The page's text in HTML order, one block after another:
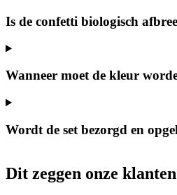
Is de confetti biologisch
Wanneer moet de kleur
Wordt de set bezorgd en
Dit zeggen onze klanten